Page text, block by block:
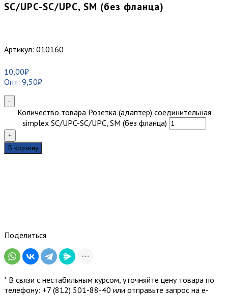
SC/UPC-SC/UPC, SM (без фланца)
Артикул: 010160
10,00₽
Опт: 9,50₽
-
Количество товара Розетка (адаптер) соединительная
simplex SC/UPC-SC/UPC, SM (без фланца)
+
В корзину
Поделиться
* В связи с нестабильным курсом, уточняйте цену товара по
телефону: +7 (812) 501-88-40 или отправьте запрос на е-